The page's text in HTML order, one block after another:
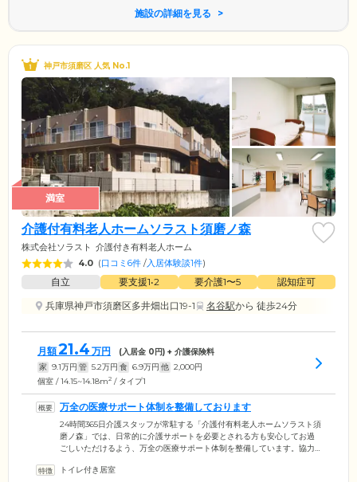
施設の詳細を見る
神戸市須磨区 人気 No.1
満室
介護付有料老人ホームソラスト須磨ノ森
株式会社ソラスト 介護付き有料老人ホーム
4.0 (口コミ6件 /入居体験談1件)
自立 要支援1•2 要介護1〜5
認知症可
兵庫県神戸市須磨区多井畑出口19-1
名谷駅から 徒歩24分
月額21.4 万円 (入居金 0円) + 介護保険料
家 9.1万円 管 5.2万円 食 6.9万円 他 2,000円
個室 / 14.15~14.18m2 / タイプ1
万全の医療サポート体制を整備しております
24時間365日介護スタッフが常駐する「介護付有料老人ホームソラスト須
磨ノ森」では、日常的に介護サポートを必要とされる方も安心してお過
ごしいただけるよう、万全の医療サポート体制を整備しています。協力
することで、ご入居者様の健やかな暮らしを心身両面からサポート。そ
トイレ付き居室